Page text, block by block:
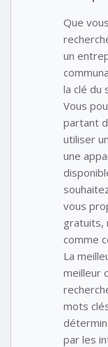
Que
un
la clé du
Vous
partant
utiliser
une
vous
gratuits,
comme
La
meilleur
mots
par les